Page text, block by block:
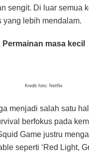
sengit. Di luar semua
yang lebih mendalam.
Permainan masa kecil
Kredit foto: Netflix
menjadi salah satu
berfokus pada
Game justru
seperti ‘Red Light,